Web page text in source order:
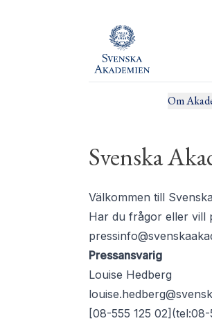
Om
Svenska
Välkommen till
Har du frågor eller vill
Pressansvarig
Louise Hedberg
[08-555 125 02](tel:08-